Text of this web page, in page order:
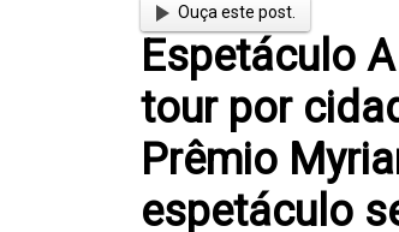
Ouça este post.
Espetáculo
tour por
Prêmio
espetáculo